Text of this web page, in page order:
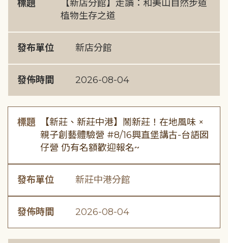
標題
【新店分館】走讀：和美山自然步道
植物生存之道
發布單位 新店分館
發佈時間 2026-08-04
標題
【新莊、新莊中港】鬧新莊！在地風味 ×
親子創藝體驗營 #8/16興直堡講古-台語囡
仔營 仍有名額歡迎報名~
發布單位 新莊中港分館
發佈時間 2026-08-04